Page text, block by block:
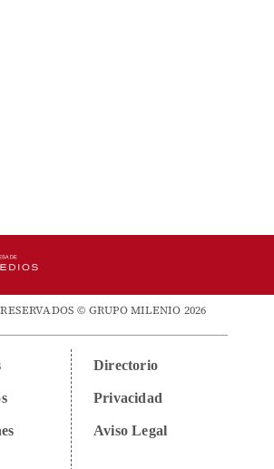
© GRUPO MILENIO 2026
Directorio
Privacidad
Aviso Legal